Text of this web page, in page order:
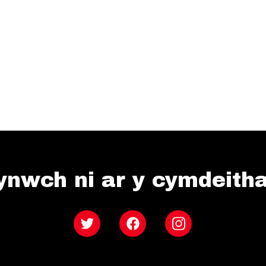
ni ar y
Twitter Facebook Instagram